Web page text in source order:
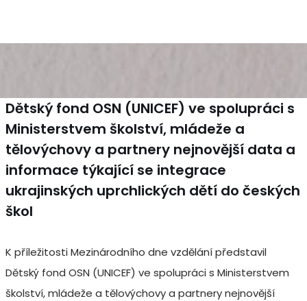
Dětský fond OSN (UNICEF) ve spolupráci s
Ministerstvem školství, mládeže a
tělovýchovy a partnery nejnovější data a
informace týkající se integrace
ukrajinských uprchlických dětí do českých
škol
K příležitosti Mezinárodního dne vzdělání představil
Dětský fond OSN (UNICEF) ve spolupráci s Ministerstvem
školství, mládeže a tělovýchovy a partnery nejnovější